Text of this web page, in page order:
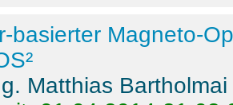
basierter Magneto-
Matthias Bartholmai